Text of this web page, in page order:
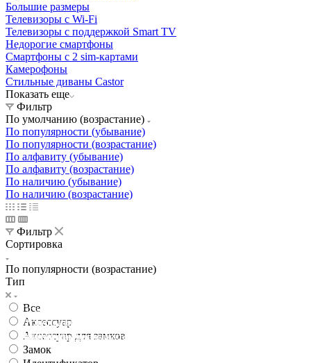
Большие размеры
Телевизоры с Wi-Fi
Телевизоры с поддержкой Smart TV
Недорогие смартфоны
Смартфоны с 2 sim-картами
Камерофоны
Стильные диваны Castor
Показать еще
Фильтр
По умолчанию (возрастание)
По популярности (убывание)
По популярности (возрастание)
По алфавиту (убывание)
По алфавиту (возрастание)
По наличию (убывание)
По наличию (возрастание)
Фильтр
Сортировка
По популярности (возрастание)
Тип
Все
Аксессуар
Аксессуар для замков
Замок
Освещение
Здания префектуры ТиНАО
Освещение
Калужский завод путевых машин и гидроприводов
Освещение
СТРОИТЕЛЬНЫЙ ГИПЕРМАРКЕТ «ЛЕРУА
МЕРЛЕН»
Освещение
Железнодорожный вокзал Арзамас-1